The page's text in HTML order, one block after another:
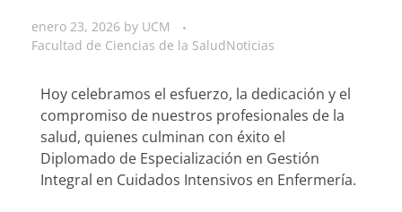
enero 23, 2026 by UCM
Facultad de Ciencias de la SaludNoticias
Hoy celebramos el esfuerzo, la dedicación y el
compromiso de nuestros profesionales de la
salud, quienes culminan con éxito el
Diplomado de Especialización en Gestión
Integral en Cuidados Intensivos en Enfermería.